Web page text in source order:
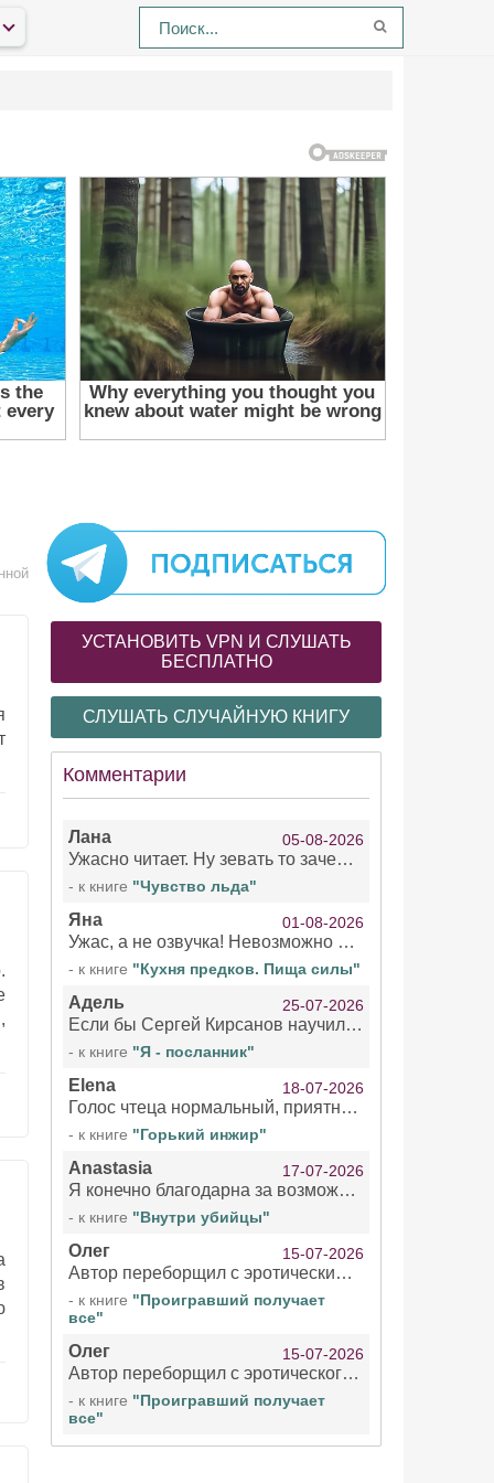
УСТАНОВИТЬ VPN И СЛУШАТЬ
БЕСПЛАТНО
СЛУШАТЬ СЛУЧАЙНУЮ КНИГУ
Комментарии
Лана 05-08-2026
Ужасно читает. Ну зевать то зачем. Уже не говорю, что ударения ставит, как хочет.
- к книге "Чувство льда"
Яна 01-08-2026
Ужас, а не озвучка! Невозможно вникать в смысл текста из за кривляний чтеца
- к книге "Кухня предков. Пища силы"
Адель 25-07-2026
Если бы Сергей Кирсанов научился не сглатывать каждые 1-2 минуты слюну, так что слышно в микрофоне и, что вызывает отвращение, то мелжно было бы слушать.
- к книге "Я - посланник"
Elena 18-07-2026
Голос чтеца нормальный, приятный тембр. Мне очень понравилось озвучивание рассказа. Очень странный отзыв Надежды. Может у неё что-то с нервами?
- к книге "Горький инжир"
Anastasia 17-07-2026
Я конечно благодарна за возможность бесплатно слушать книги даже новинки , но чтение этой книги просто ужасно
- к книге "Внутри убийцы"
Олег 15-07-2026
Автор переборщил с эротическими сценами. Похоже, с этим у него проблемы.
- к книге "Проигравший получает
все"
Олег 15-07-2026
Автор переборщил с эротического сценами. Похоже, с этим у него проблемы.
- к книге "Проигравший получает
все"